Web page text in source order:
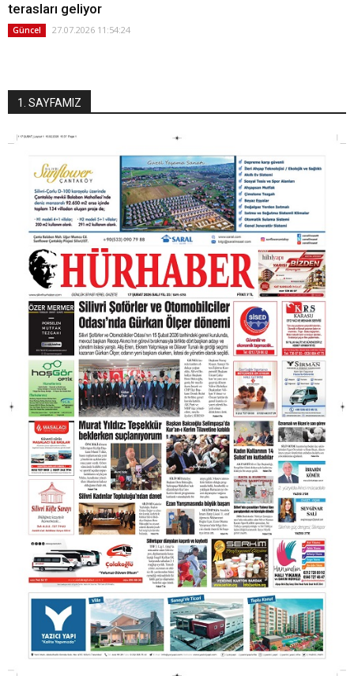
terasları geliyor
Güncel 27.07.2026 11:54:24
1. SAYFAMIZ